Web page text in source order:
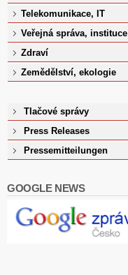
Telekomunikace, IT
Veřejná správa, instituce
Zdraví
Zemědělství, ekologie
Tlačové správy
Press Releases
Pressemitteilungen
GOOGLE NEWS